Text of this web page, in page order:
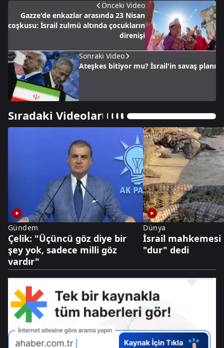
Önceki Video
Gazze'de enkazlar arasında 23 Nisan
coşkusu: İsrail zulmü altında çocukların
direnişi
Sonraki Video
Ateşkes bitiyor mu? İsrail'in savaş planı
Sıradaki Videolar
Gündem
Çelik: "Üçüncü göz diye bir
şey yok, sadece milli göz
vardır"
Dünya
İsrail mahkemesi
"dur" dedi